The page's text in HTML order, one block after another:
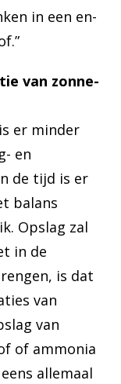
in een en-
van zonne-
er minder
en
de tijd is er
balans
Opslag zal
in de
is dat
van
van
of ammonia
allemaal